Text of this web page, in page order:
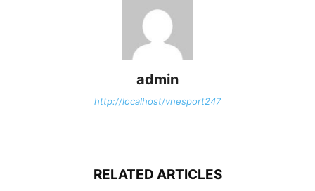
admin
http://localhost/vnesport247
RELATED ARTICLES